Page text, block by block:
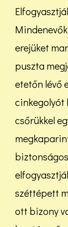
erejüket
puszta
etetőn lévő
cinkegolyót
csőrükkel
széttépett
ott bizony